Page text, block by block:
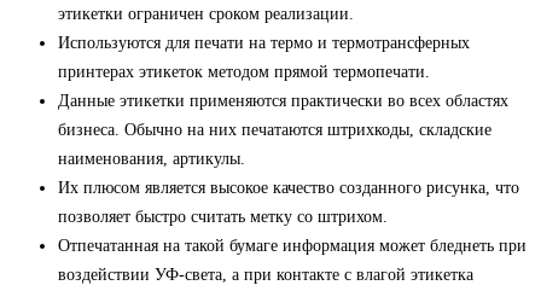
этикетки ограничен сроком реализации.
Используются для печати на термо и термотрансферных
принтерах этикеток методом прямой термопечати.
Данные этикетки применяются практически во всех областях
бизнеса. Обычно на них печатаются штрихкоды, складские
наименования, артикулы.
Их плюсом является высокое качество созданного рисунка, что
позволяет быстро считать метку со штрихом.
Отпечатанная на такой бумаге информация может бледнеть при
воздействии УФ-света, а при контакте с влагой этикетка